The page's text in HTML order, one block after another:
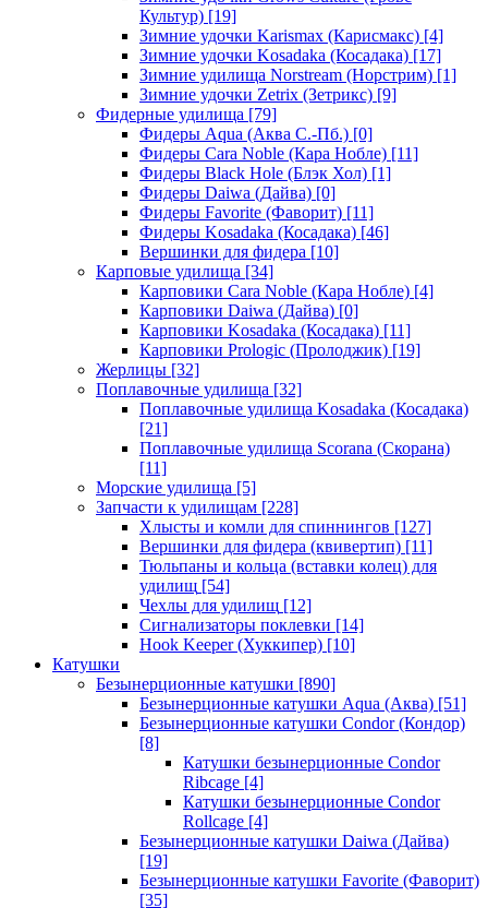
Культур) [19]
Зимние удочки Karismax (Карисмакс) [4]
Зимние удочки Kosadaka (Косадака) [17]
Зимние удилища Norstream (Норстрим) [1]
Зимние удочки Zetrix (Зетрикс) [9]
Фидерные удилища [79]
Фидеры Aqua (Аква С.-Пб.) [0]
Фидеры Cara Noble (Кара Нобле) [11]
Фидеры Black Hole (Блэк Хол) [1]
Фидеры Daiwa (Дайва) [0]
Фидеры Favorite (Фаворит) [11]
Фидеры Kosadaka (Косадака) [46]
Вершинки для фидера [10]
Карповые удилища [34]
Карповики Cara Noble (Кара Нобле) [4]
Карповики Daiwa (Дайва) [0]
Карповики Kosadaka (Косадака) [11]
Карповики Prologic (Пролоджик) [19]
Жерлицы [32]
Поплавочные удилища [32]
Поплавочные удилища Kosadaka (Косадака)
[21]
Поплавочные удилища Scorana (Скорана)
[11]
Морские удилища [5]
Запчасти к удилищам [228]
Хлысты и комли для спиннингов [127]
Вершинки для фидера (квивертип) [11]
Тюльпаны и кольца (вставки колец) для
удилищ [54]
Чехлы для удилищ [12]
Сигнализаторы поклевки [14]
Hook Keeper (Хуккипер) [10]
Катушки
Безынерционные катушки [890]
Безынерционные катушки Aqua (Аква) [51]
Безынерционные катушки Condor (Кондор)
[8]
Катушки безынерционные Condor
Ribcage [4]
Катушки безынерционные Condor
Rollcage [4]
Безынерционные катушки Daiwa (Дайва)
[19]
Безынерционные катушки Favorite (Фаворит)
[35]